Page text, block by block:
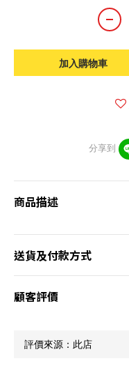
加入購物車
分享到
商品描述
送貨及付款方式
顧客評價